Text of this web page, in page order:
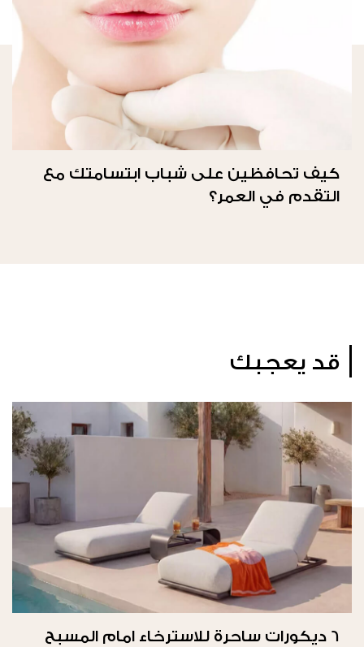
كيف تحافظين على شباب ابتسامتك مع
التقدم في العمر؟
قد يعجبك
6 ديكورات ساحرة للاسترخاء امام المسبح